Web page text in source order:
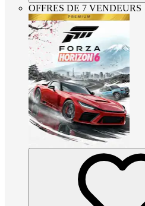
OFFRES DE 7 VENDEURS